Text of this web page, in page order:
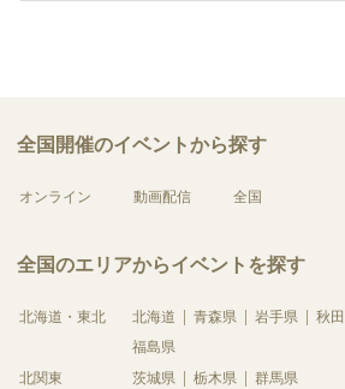
全国開催のイベントから探す
オンライン 動画配信 全国
全国のエリアからイベントを探す
北海道・東北 北海道 青森県 岩手県 秋
福島県
北関東
茨城県 栃木県 群馬県